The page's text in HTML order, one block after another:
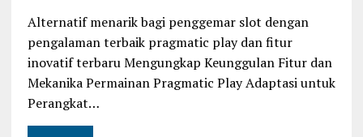
Alternatif menarik bagi penggemar slot dengan
pengalaman terbaik pragmatic play dan fitur
inovatif terbaru Mengungkap Keunggulan Fitur dan
Mekanika Permainan Pragmatic Play Adaptasi untuk
Perangkat…